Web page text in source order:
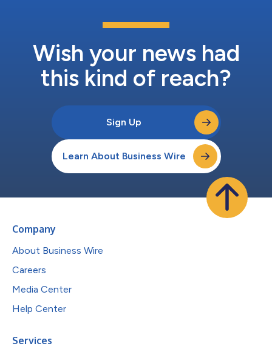
Wish your news had
this kind of reach?
Sign Up
Learn About Business Wire
Company
About Business Wire
Careers
Media Center
Help Center
Services